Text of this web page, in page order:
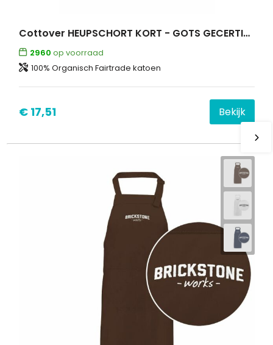
Cottover HEUPSCHORT KORT - GOTS GECERTIFICEERD
2960 op voorraad
100% Organisch Fairtrade katoen
€ 17,51 Bekijk